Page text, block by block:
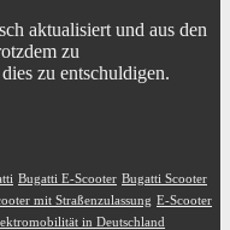
aktualisiert und aus den
zu
zu entschuldigen.
Bugatti E-Scooter Bugatti Scooter
mit Straßenzulassung E-Scooter
in Deutschland